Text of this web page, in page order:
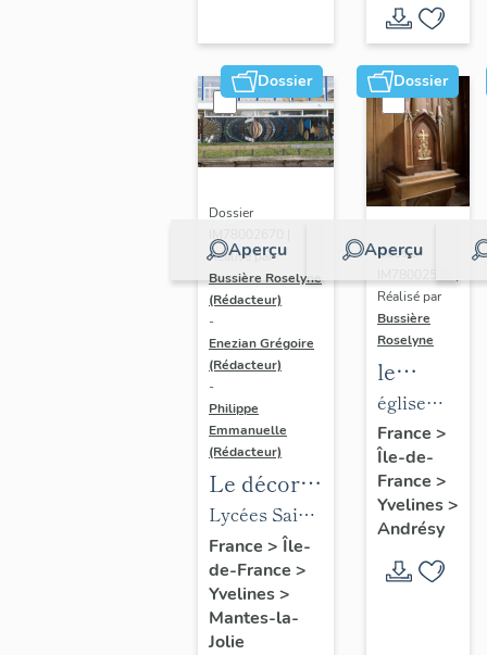
Dossier
Aperçu
Dossier
IM78002670 |
Réalisé par
Bussière Roselyne
(Rédacteur)
-
Enezian Grégoire
(Rédacteur)
-
Philippe
Emmanuelle
(Rédacteur)
Le décor
des lycées
de Mantes
Lycées Saint-
Exupéry et
Jean Rostand
France > Île-
de-France >
Yvelines>
Mantes-la-
Jolie
Dossier
Aperçu
Dossier
Réalisé par
Bussière
Roselyne
le
mobilier
de
l'église
Saint-
Germain-
de-
Paris
église
paroissiale
Saint-
Germain
France >
Île-de-
France >
Yvelines>
Andrésy